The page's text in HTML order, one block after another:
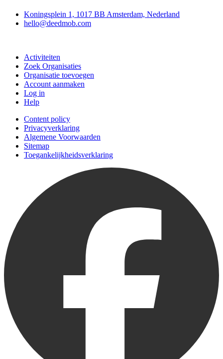
Koningsplein 1, 1017 BB Amsterdam, Nederland
hello@deedmob.com
Activiteiten
Zoek Organisaties
Organisatie toevoegen
Account aanmaken
Log in
Help
Content policy
Privacyverklaring
Algemene Voorwaarden
Sitemap
Toegankelijkheidsverklaring